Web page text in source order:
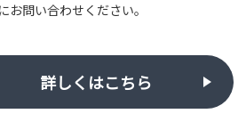
お問い合わせください。
詳しくはこちら